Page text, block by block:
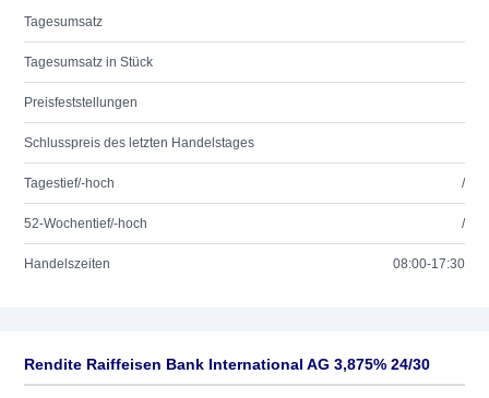
Tagesumsatz
Tagesumsatz in Stück
Preisfeststellungen
Schlusspreis des letzten Handelstages
Tagestief/-hoch /
52-Wochentief/-hoch /
Handelszeiten 08:00-17:30
Rendite Raiffeisen Bank International AG 3,875% 24/30